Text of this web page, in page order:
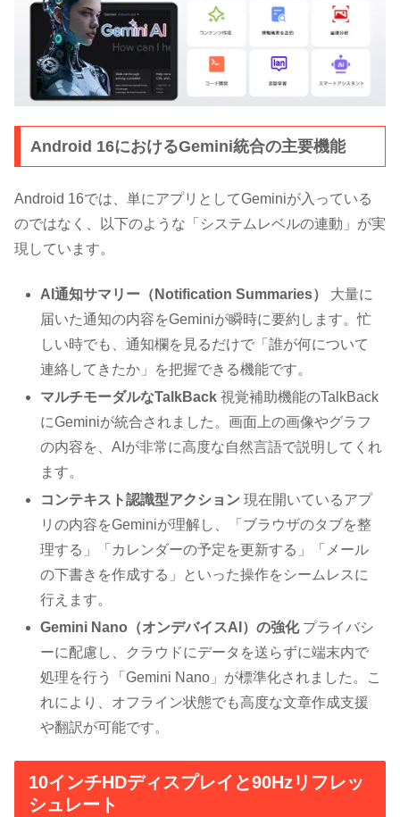
Android 16におけるGemini統合の主要機能
Android 16では、単にアプリとしてGeminiが入っている
のではなく、以下のような「システムレベルの連動」が実
現しています。
AI通知サマリー（Notification Summaries）
大量に
届いた通知の内容をGeminiが瞬時に要約します。忙
しい時でも、通知欄を見るだけで「誰が何について
連絡してきたか」を把握できる機能です。
マルチモーダルなTalkBack 視覚補助機能のTalkBack
にGeminiが統合されました。画面上の画像やグラフ
の内容を、AIが非常に高度な自然言語で説明してくれ
ます。
コンテキスト認識型アクション 現在開いているアプ
リの内容をGeminiが理解し、「ブラウザのタブを整
理する」「カレンダーの予定を更新する」「メール
の下書きを作成する」といった操作をシームレスに
行えます。
Gemini Nano（オンデバイスAI）の強化プライバシ
ーに配慮し、クラウドにデータを送らずに端末内で
処理を行う「Gemini Nano」が標準化されました。こ
れにより、オフライン状態でも高度な文章作成支援
や翻訳が可能です。
10インチHDディスプレイと90Hzリフレッ
シュレート